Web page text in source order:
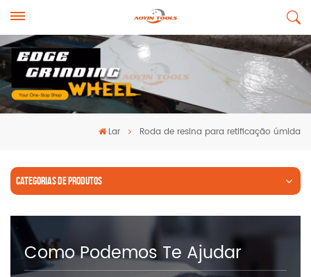
Lar Roda de resina para retificação úmida
CATEGORIAS DE PRODUTOS
Como Podemos Te Ajudar